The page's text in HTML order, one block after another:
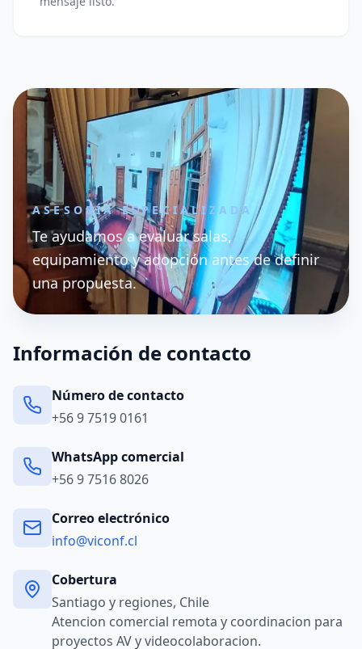
ASESORÍA ESPECIALIZADA
Te ayudamos a evaluar salas,
equipamiento y adopción antes de definir
una propuesta.
Información de contacto
Número de contacto
+56 9 7519 0161
WhatsApp comercial
+56 9 7516 8026
Correo electrónico
info@viconf.cl
Cobertura
Santiago y regiones, Chile
Atencion comercial remota y coordinacion para
proyectos AV y videocolaboracion.